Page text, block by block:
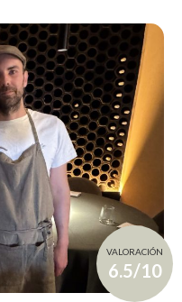
VALORACIÓN
6.5/10